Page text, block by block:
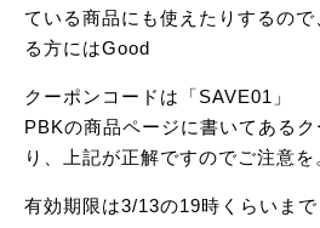
ている商品にも使えたりするの
る方にはGood
クーポンコードは「SAVE01」
PBKの商品ページに書いてある
り、上記が正解ですのでご注意を
有効期限は3/13の19時くらいまで